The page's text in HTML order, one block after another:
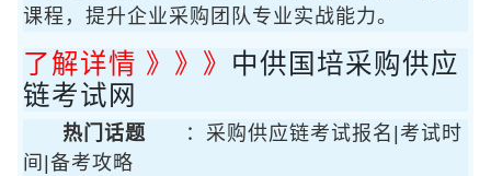
课程，提升企业采购团队专业实战能力。
了解详情 》》》 中供国培采购供应
链考试网
热门话题
：采购供应链考试报名|考试时
间|备考攻略